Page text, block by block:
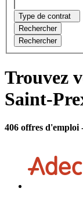
Type de contrat
Rechercher
Rechercher
Trouvez
Saint-
406 offres d'emploi